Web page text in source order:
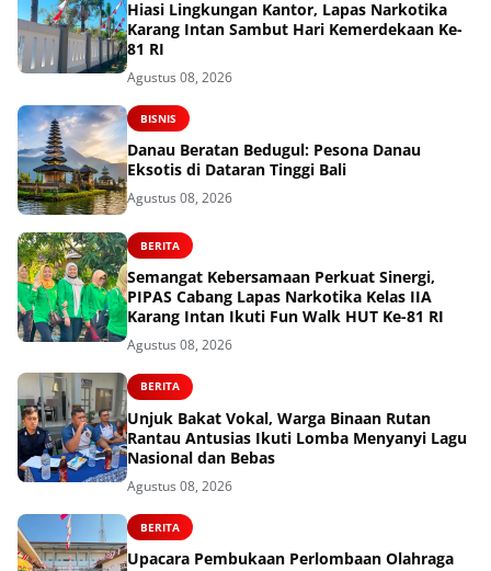
Hiasi Lingkungan Kantor, Lapas Narkotika
Karang Intan Sambut Hari Kemerdekaan Ke-
81 RI
Agustus 08, 2026
BISNIS
Danau Beratan Bedugul: Pesona Danau
Eksotis di Dataran Tinggi Bali
Agustus 08, 2026
BERITA
Semangat Kebersamaan Perkuat Sinergi,
PIPAS Cabang Lapas Narkotika Kelas IIA
Karang Intan Ikuti Fun Walk HUT Ke-81 RI
Agustus 08, 2026
BERITA
Unjuk Bakat Vokal, Warga Binaan Rutan
Rantau Antusias Ikuti Lomba Menyanyi Lagu
Nasional dan Bebas
Agustus 08, 2026
BERITA
Upacara Pembukaan Perlombaan Olahraga